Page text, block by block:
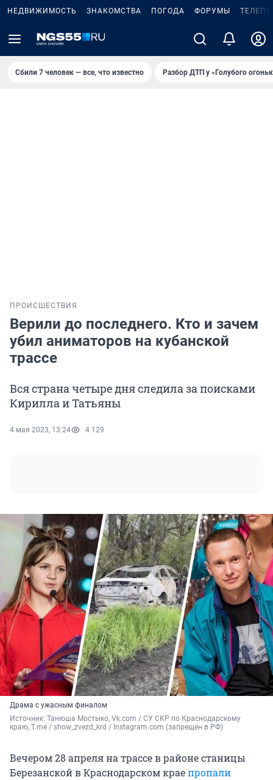
НЕДВИЖИМОСТЬ ЗНАКОМСТВА ПОГОДА ФОРУМЫ
Сбили 7 человек — все, что известно Разбор ДТП у «Голубого
ПРОИСШЕСТВИЯ
Верили до последнего. Кто и зачем
убил аниматоров на кубанской
трассе
Вся страна четыре дня следила за поисками
Кирилла и Татьяны
4 мая 2023, 13:24 4 129
Драма с ужасным финалом
Источник: Танюша Мостыко, Vk.com / СУ СКР по Краснодарскому
краю, T.me / show_zvezd_krd / Instagram.com (запрещен в РФ)
Вечером 28 апреля на трассе в районе станицы
Березанской в Краснодарском краепропали